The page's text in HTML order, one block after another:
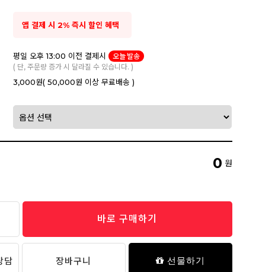
앱 결제 시 2% 즉시 할인 혜택
평일 오후 13:00 이전 결제시
오늘 발송
( 단, 주문량 증가 시 달라질 수 있습니다. )
3,000원( 50,000원 이상 무료배송 )
0 원
바로 구매하기
담 장바구니 선물하기